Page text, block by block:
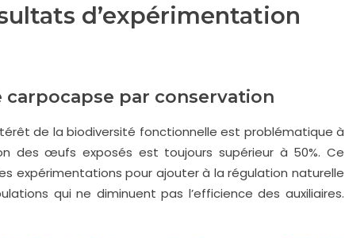
d’expérimentation
par conservation
de la biodiversité fonctionnelle est problématique à
des œufs exposés est toujours supérieur à 50%. Ce
expérimentations pour ajouter à la régulation naturelle
qui ne diminuent pas l’efficience des auxiliaires.